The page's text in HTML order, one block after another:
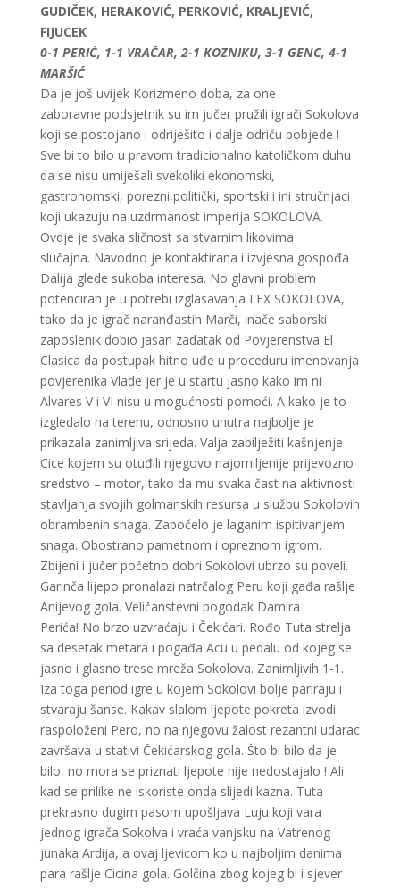
GUDIČEK, HERAKOVIĆ, PERKOVIĆ, KRALJEVIĆ,
FIJUCEK
0-1 PERIĆ, 1-1 VRAČAR, 2-1 KOZNIKU, 3-1 GENC, 4-1
MARŠIĆ
Da je još uvijek Korizmeno doba, za one
zaboravne podsjetnik su im jučer pružili igrači Sokolova
koji se postojano i odriješito i dalje odriču pobjede !
Sve bi to bilo u pravom tradicionalno katoličkom duhu
da se nisu umiješali svekoliki ekonomski,
gastronomski, porezni,politički, sportski i ini stručnjaci
koji ukazuju na uzdrmanost imperija SOKOLOVA.
Ovdje je svaka sličnost sa stvarnim likovima
slučajna. Navodno je kontaktirana i izvjesna gospođa
Dalija glede sukoba interesa. No glavni problem
potenciran je u potrebi izglasavanja LEX SOKOLOVA,
tako da je igrač naranđastih Marči, inače saborski
zaposlenik dobio jasan zadatak od Povjerenstva El
Clasica da postupak hitno uđe u proceduru imenovanja
povjerenika Vlade jer je u startu jasno kako im ni
Alvares V i VI nisu u mogućnosti pomoći. A kako je to
izgledalo na terenu, odnosno unutra najbolje je
prikazala zanimljiva srijeda. Valja zabilježiti kašnjenje
Cice kojem su otuđili njegovo najomiljenije prijevozno
sredstvo – motor, tako da mu svaka čast na aktivnosti
stavljanja svojih golmanskih resursa u službu Sokolovih
obrambenih snaga. Započelo je laganim ispitivanjem
snaga. Obostrano pametnom i opreznom igrom.
Zbijeni i jučer početno dobri Sokolovi ubrzo su poveli.
Garinča lijepo pronalazi natrčalog Peru koji gađa rašlje
Anijevog gola. Veličanstevni pogodak Damira
Perića! No brzo uzvraćaju i Čekićari. Rođo Tuta strelja
sa desetak metara i pogađa Acu u pedalu od kojeg se
jasno i glasno trese mreža Sokolova. Zanimljivih 1-1.
Iza toga period igre u kojem Sokolovi bolje pariraju i
stvaraju šanse. Kakav slalom ljepote pokreta izvodi
raspoloženi Pero, no na njegovu žalost rezantni udarac
završava u stativi Čekićarskog gola. Što bi bilo da je
bilo, no mora se priznati ljepote nije nedostajalo ! Ali
kad se prilike ne iskoriste onda slijedi kazna. Tuta
prekrasno dugim pasom upošljava Luju koji vara
jednog igrača Sokolva i vraća vanjsku na Vatrenog
junaka Ardija, a ovaj ljevicom ko u najboljim danima
para rašlje Cicina gola. Golčina zbog kojeg bi i sjever